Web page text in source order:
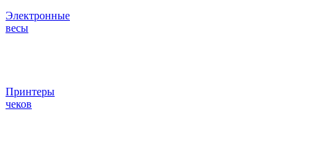
Электронные
весы
Принтеры
чеков